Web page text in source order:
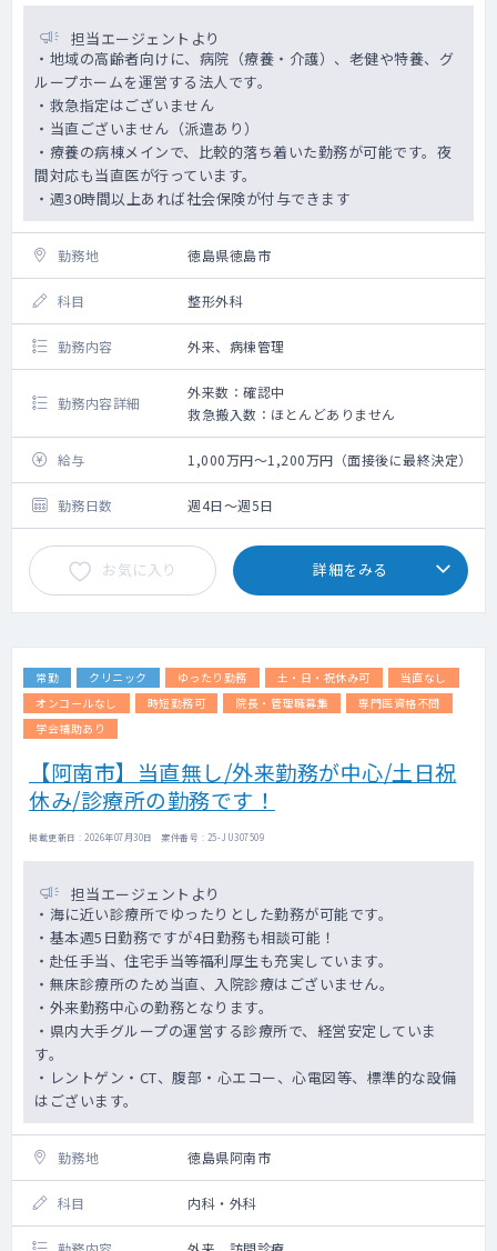
担当エージェントより
・地域の高齢者向けに、病院（療養・介護）、老健や特養、グ
ループホームを運営する法人です。
・救急指定はございません
・当直ございません（派遣あり）
・療養の病棟メインで、比較的落ち着いた勤務が可能です。夜
間対応も当直医が行っています。
・週30時間以上あれば社会保険が付与できます
勤務地 徳島県徳島市
科目 整形外科
勤務内容 外来、病棟管理
勤務内容詳細
外来数：確認中
救急搬入数：ほとんどありません
給与 1,000万円～1,200万円（面接後に最終決定）
勤務日数 週4日～週5日
お気に入り 詳細をみる
常勤 クリニック ゆったり勤務 土・日・祝休み可
当直なし
オンコールなし
時短勤務可 院長・管理職募集
専門医資格不問
学会補助あり
【阿南市】当直無し/外来勤務が中心/土日祝
休み/診療所の勤務です！
掲載更新日 : 2026年07月30日 案件番号 : 25-JU307509
担当エージェントより
・海に近い診療所でゆったりとした勤務が可能です。
・基本週5日勤務ですが4日勤務も相談可能！
・赴任手当、住宅手当等福利厚生も充実しています。
・無床診療所のため当直、入院診療はございません。
・外来勤務中心の勤務となります。
・県内大手グループの運営する診療所で、経営安定していま
す。
・レントゲン・CT、腹部・心エコー、心電図等、標準的な設備
はございます。
勤務地 徳島県阿南市
科目 内科・外科